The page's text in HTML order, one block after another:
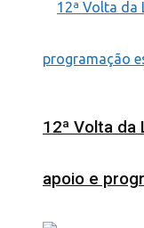
12ª Volta da
apoio e